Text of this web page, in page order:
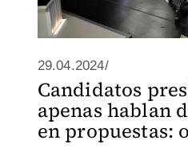
29.04.2024/
Candidatos
apenas hablan
en propuestas: